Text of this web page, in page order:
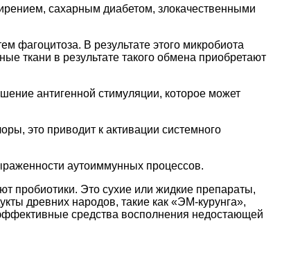
сахарным диабетом, злокачественными
фагоцитоза. В результате этого микробиота
ткани в результате такого обмена приобретают
антигенной стимуляции, которое может
это приводит к активации системного
аутоиммунных процессов.
пробиотики. Это сухие или жидкие препараты,
древних народов, такие как «ЭМ-курунга»,
средства восполнения недостающей